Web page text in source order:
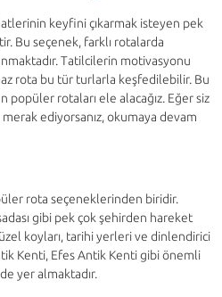
keyfini çıkarmak isteyen pek
Bu seçenek, farklı rotalarda
Tatilcilerin motivasyonu
rota bu tür turlarla keşfedilebilir. Bu
popüler rotaları ele alacağız. Eğer siz
ediyorsanız, okumaya devam
rota seçeneklerinden biridir.
gibi pek çok şehirden hareket
koyları, tarihi yerleri ve dinlendirici
Kenti, Efes Antik Kenti gibi önemli
yer almaktadır.